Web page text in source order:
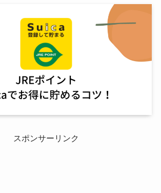
スポンサーリンク